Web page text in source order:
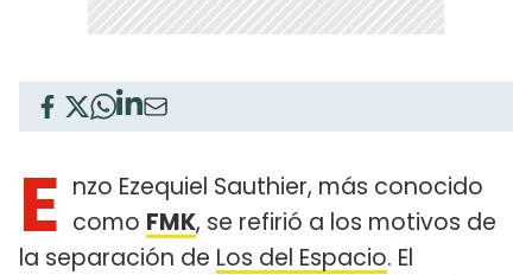
E nzo Ezequiel Sauthier, más conocido
como FMK, se refirió a los motivos de
la separación de Los del Espacio. El